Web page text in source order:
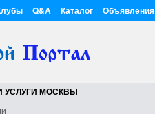
Q&A Каталог Объявления
УСЛУГИ МОСКВЫ